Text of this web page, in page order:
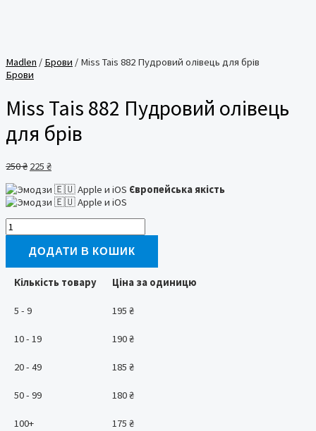
Madlen / Брови / Miss Tais 882 Пудровий олівець для брів
Брови
Miss Tais 882 Пудровий олівець
для брів
250₴ Оригінальна
250 ₴.
225 ₴Поточна
225 ₴.
Європейська якість
Miss
Tais
для
кількість
ДОДАТИ В КОШИК
Кількість товару Ціна за одиницю
5 - 9 195 ₴
10 - 19 190₴
20 - 49 185 ₴
50 - 99 180₴
100+ 175 ₴